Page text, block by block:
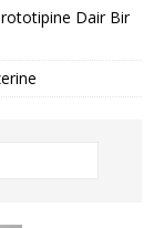
Dair Bir